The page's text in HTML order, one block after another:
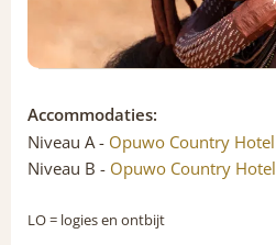
Accommodaties:
Niveau A - Opuwo Country Hotel
Niveau B - Opuwo Country Hotel
LO= logies en ontbijt